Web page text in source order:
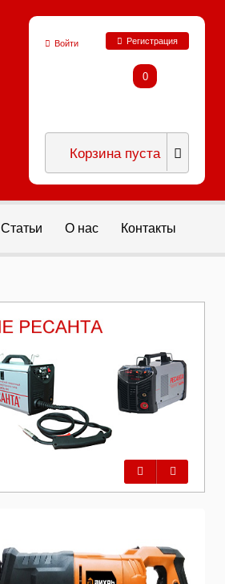
Войти Регистрация
0
Корзина пуста
Статьи О нас Контакты
Предыдущий
Следующий